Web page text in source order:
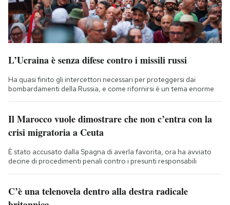
L’Ucraina è senza difese contro i missili russi
Ha quasi finito gli intercettori necessari per proteggersi dai
bombardamenti della Russia, e come rifornirsi è un tema enorme
Il Marocco vuole dimostrare che non c’entra con la
crisi migratoria a Ceuta
È stato accusato dalla Spagna di averla favorita, ora ha avviato
decine di procedimenti penali contro i presunti responsabili
C’è una telenovela dentro alla destra radicale